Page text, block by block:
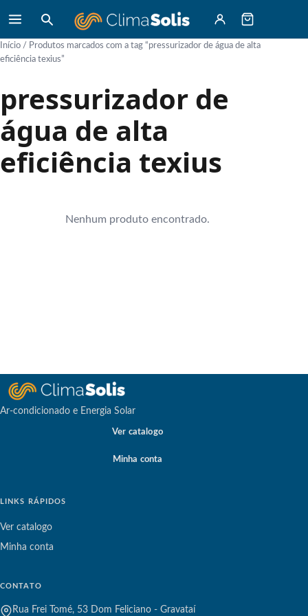
Início / Produtos marcados com a tag “pressurizador de água de alta
eficiência texius”
pressurizador de
água de alta
eficiência texius
Nenhum produto encontrado.
Ar-condicionado e Energia Solar
Ver catalogo
Minha conta
LINKS RÁPIDOS
Ver catalogo
Minha conta
CONTATO
Rua Frei Tomé, 53 Dom Feliciano - Gravataí